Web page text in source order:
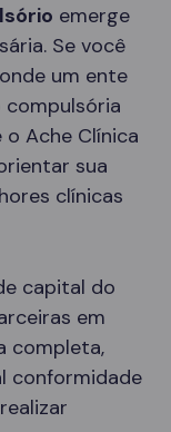
emerge
Se você
um ente
o Ache Clínica
sua
clínicas
capital do
em
completa,
conformidade